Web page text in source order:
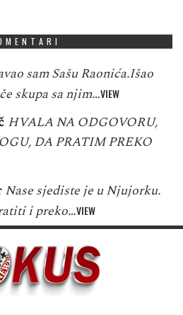
sam Sašu Raonića.Išao
skupa sa njim…VIEW
HVALA NA ODGOVORU,
DA PRATIM PREKO
Nase sjediste je u Njujorku.
i preko…VIEW